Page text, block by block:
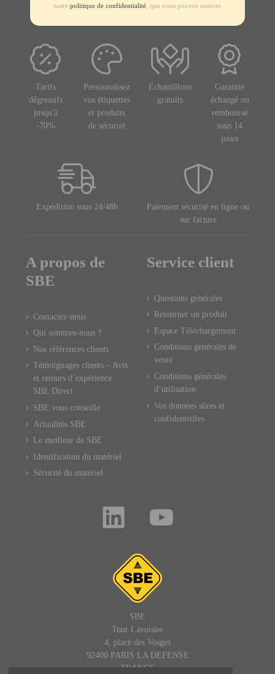
notre politique de confidentialité, que vous pouvez exercer.
Tarifs
dégressifs
jusqu'à
-70%
Personnalisez
vos étiquettes
et produits
de sécurité
Echantillons
gratuits
Garantie
échangé ou
remboursé
sous 14
jours
Expédition sous 24/48h
Paiement sécurisé en ligne ou
sur facture
A propos de
SBE
Contactez-nous
Qui sommes-nous ?
Nos références clients
Témoignages clients – Avis
et retours d’expérience
SBE Direct
SBE vous conseille
Actualités SBE
Le meilleur de SBE
Identification du matériel
Sécurité du matériel
Service client
Questions générales
Retourner un produit
Espace Téléchargement
Conditions générales de
vente
Conditions générales
d’utilisation
Vos données sûres et
confidentielles
SBE
Tour Lavoisier
4, place des Vosges
92400 PARIS LA DEFENSE
FRANCE